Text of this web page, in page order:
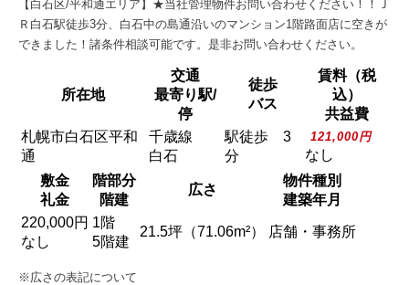
【白石区/平和通エリア】★当社管理物件お問い合わせください！！Ｊ
Ｒ白石駅徒歩3分、白石中の島通沿いのマンション1階路面店に空きが
できました！諸条件相談可能です。是非お問い合わせください。
所在地
交通
最寄り駅/
停
徒歩
バス
賃料（税
込）
共益費
札幌市白石区平和
通
千歳線
白石
駅徒歩 3
分
121,000円
なし
敷金
礼金
階部分
階建
広さ
物件種別
建築年月
220,000円
なし
1階
5階建
21.5坪（71.06m²） 店舗・事務所
※広さの表記について